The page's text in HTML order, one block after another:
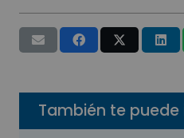
También te puede